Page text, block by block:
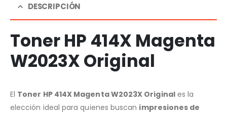
DESCRIPCIÓN
Toner HP 414X Magenta
W2023X Original
El Toner HP 414X Magenta W2023X Originales la
elección ideal para quienes buscan impresiones de